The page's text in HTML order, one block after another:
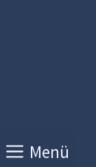
Menü